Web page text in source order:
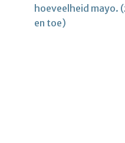
hoeveelheid mayo.
en toe)